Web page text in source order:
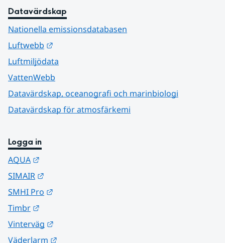
Datavärdskap
Nationella emissionsdatabasen
Luftwebb
Luftmiljödata
VattenWebb
Datavärdskap, oceanografi och marinbiologi
Datavärdskap för atmosfärkemi
Logga in
AQUA
SIMAIR
SMHI Pro
Timbr
Vinterväg
Väderlarm